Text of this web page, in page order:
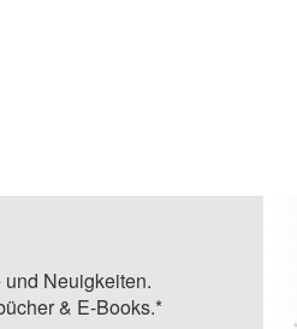
Neuigkeiten.
& E-Books.*